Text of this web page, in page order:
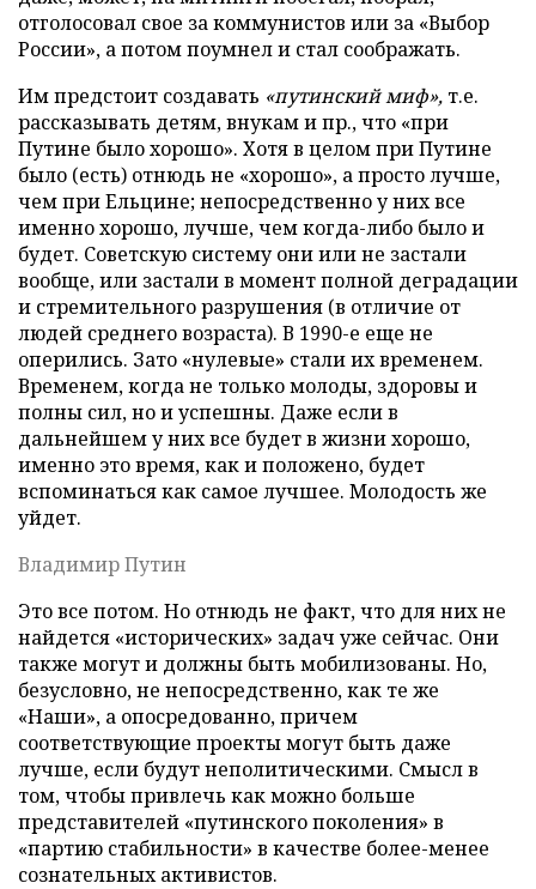
отголосовал свое за коммунистов или за «Выбор
России», а потом поумнел и стал соображать.
Им предстоит создавать «путинский миф», т.е.
рассказывать детям, внукам и пр., что «при
Путине было хорошо». Хотя в целом при Путине
было (есть) отнюдь не «хорошо», а просто лучше,
чем при Ельцине; непосредственно у них все
именно хорошо, лучше, чем когда-либо было и
будет. Советскую систему они или не застали
вообще, или застали в момент полной деградации
и стремительного разрушения (в отличие от
людей среднего возраста). В 1990-е еще не
оперились. Зато «нулевые» стали их временем.
Временем, когда не только молоды, здоровы и
полны сил, но и успешны. Даже если в
дальнейшем у них все будет в жизни хорошо,
именно это время, как и положено, будет
вспоминаться как самое лучшее. Молодость же
уйдет.
Владимир Путин
Это все потом. Но отнюдь не факт, что для них не
найдется «исторических» задач уже сейчас. Они
также могут и должны быть мобилизованы. Но,
безусловно, не непосредственно, как те же
«Наши», а опосредованно, причем
соответствующие проекты могут быть даже
лучше, если будут неполитическими. Смысл в
том, чтобы привлечь как можно больше
представителей «путинского поколения» в
«партию стабильности» в качестве более-менее
сознательных активистов.